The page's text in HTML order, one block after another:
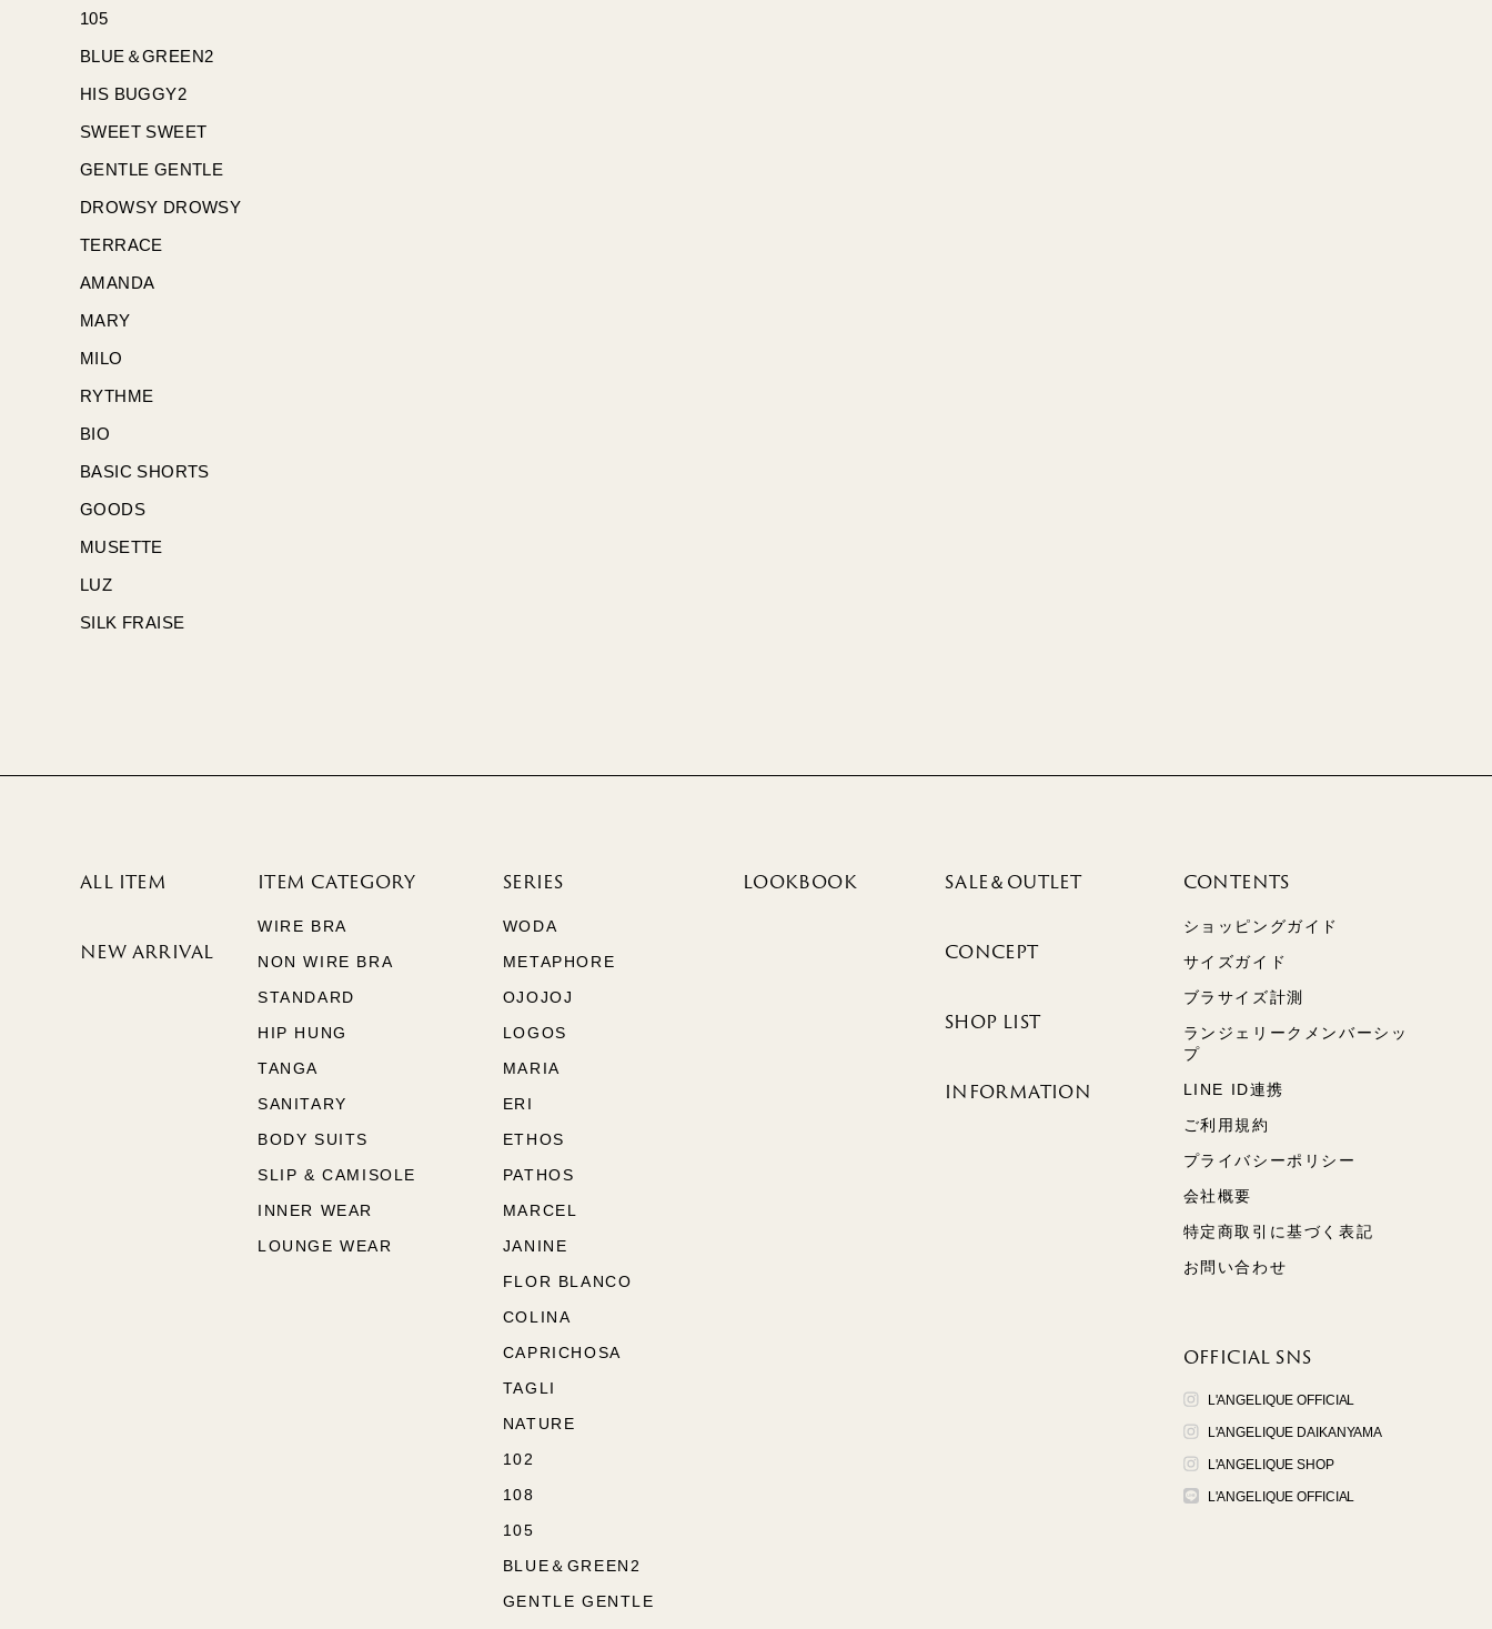
105
BLUE＆GREEN2
HIS BUGGY2
SWEET SWEET
GENTLE GENTLE
DROWSY DROWSY
TERRACE
AMANDA
MARY
MILO
RYTHME
BIO
BASIC SHORTS
GOODS
MUSETTE
LUZ
SILK FRAISE
ALL ITEM
NEW ARRIVAL
ITEM CATEGORY
WIRE BRA
NON WIRE BRA
STANDARD
HIP HUNG
TANGA
SANITARY
BODY SUITS
SLIP & CAMISOLE
INNER WEAR
LOUNGE WEAR
SERIES
WODA
METAPHORE
OJOJOJ
LOGOS
MARIA
ERI
ETHOS
PATHOS
MARCEL
JANINE
FLOR BLANCO
COLINA
CAPRICHOSA
TAGLI
NATURE
102
108
105
BLUE＆GREEN2
GENTLE GENTLE
LOOKBOOK SALE＆OUTLET
CONCEPT
SHOP LIST
INFORMATION
CONTENTS
ショッピングガイド
サイズガイド
ブラサイズ計測
ランジェリークメンバーシッ
プ
LINE ID連携
ご利用規約
プライバシーポリシー
会社概要
特定商取引に基づく表記
お問い合わせ
OFFICIAL SNS
L'ANGELIQUE OFFICIAL
L'ANGELIQUE DAIKANYAMA
L'ANGELIQUE SHOP
L'ANGELIQUE OFFICIAL